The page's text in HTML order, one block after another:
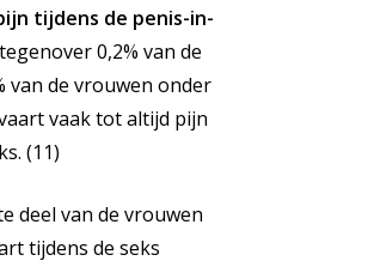
tijdens de penis-in-
tegenover 0,2% van de
van de vrouwen onder
vaak tot altijd pijn
(11)
deel van de vrouwen
tijdens de seks